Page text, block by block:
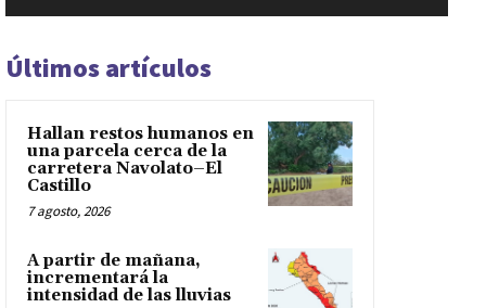
Últimos artículos
Hallan restos humanos en
una parcela cerca de la
carretera Navolato–El
Castillo
7 agosto, 2026
A partir de mañana,
incrementará la
intensidad de las lluvias